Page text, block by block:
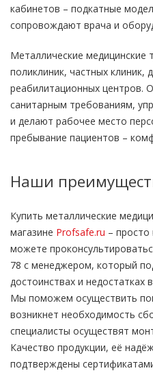
кабинетов – подкатные
сопровождают врача и
Металлические медицинские
поликлиник, частных клиник,
реабилитационных центров.
санитарным требованиям,
и делают рабочее место
пребывание пациентов –
Наши
Купить металлические
магазине Profsafe.ru – просто
можете
78 с менеджером, который
достоинствах и недостатках
Мы поможем осуществить
возникнет необходимость
специалисты осуществят
Качество продукции, её
подтверждены